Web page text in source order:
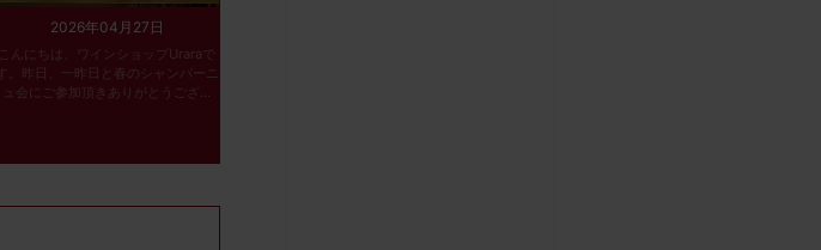
2026年04月27日
こんにちは、ワインショップUraraで
す。昨日、一昨日と春のシャンパーニ
ュ会にご参加頂きありがとうござ...